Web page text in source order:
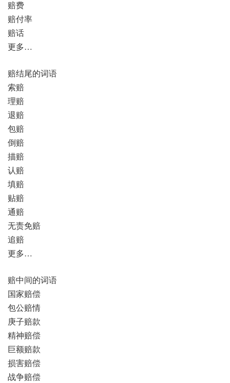
赔费
赔付率
赔话
更多…
赔结尾的词语
索赔
理赔
退赔
包赔
倒赔
描赔
认赔
填赔
贴赔
通赔
无责免赔
追赔
更多…
赔中间的词语
国家赔偿
包公赔情
庚子赔款
精神赔偿
巨额赔款
损害赔偿
战争赔偿